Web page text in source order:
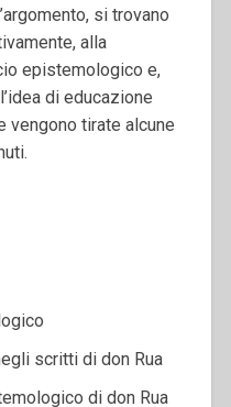
si trovano
alla
epistemologico e,
di educazione
vengono tirate alcune
scritti di don Rua
di don Rua